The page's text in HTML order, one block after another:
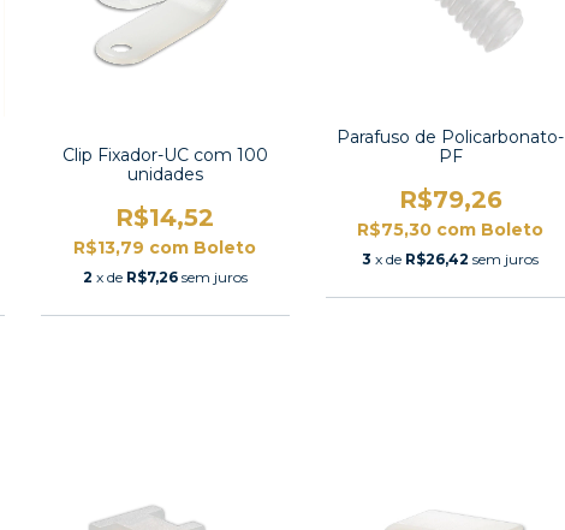
Clip Fixador-UC com 100
unidades
R$14,52
R$13,79 com Boleto
2 x de R$7,26 sem juros
Parafuso de Policarbonato-
PF
R$79,26
R$75,30 com Boleto
3 x de R$26,42 sem juros